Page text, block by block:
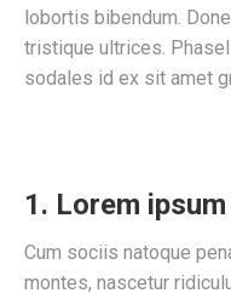
lobortis bibendum.
tristique ultrices.
sodales id ex sit amet
1. Lorem
Cum sociis natoque
montes, nascetur